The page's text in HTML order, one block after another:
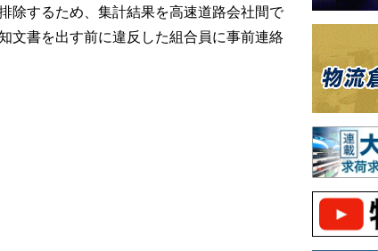
除するため、集計結果を高速道路会社間で
文書を出す前に違反した組合員に事前連絡